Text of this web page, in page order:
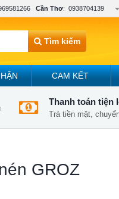
Cần Thơ: 0938704139
Tìm kiếm
CAM KẾT
Thanh toán tiện
Trả tiền mặt,
GROZ